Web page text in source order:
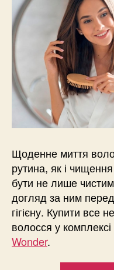
Щоденне миття
рутина, як і
бути не лише
догляд за ним
гігієну. Купити все
волосся у
Wonder.